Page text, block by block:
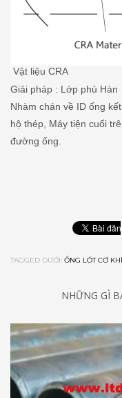
Vật liệu CRA
Giải pháp : Lớp phủ Hàn
Nhàm chán về ID ống
hộ thép, Máy tiện cuối
đường ống.
TAGGED DƯỚI: ỐNG LÓT CƠ KHÍ
NHỮNG GÌ